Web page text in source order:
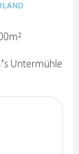
Untermühle